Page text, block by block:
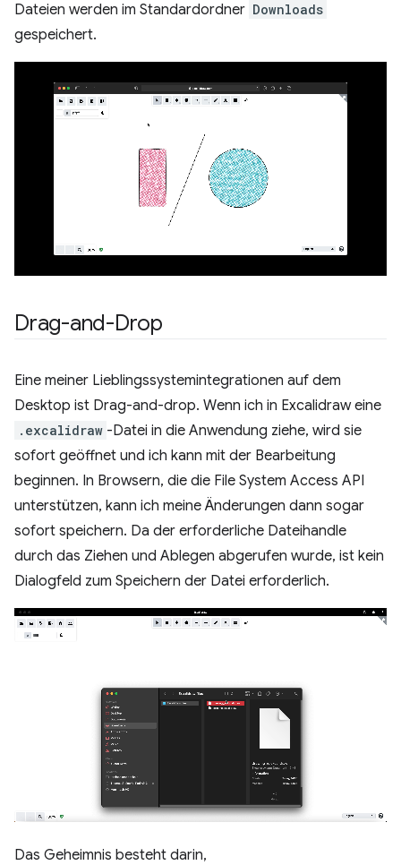
Dateien werden im Standardordner Downloads
gespeichert.
Drag-and-Drop
Eine meiner Lieblingssystemintegrationen auf dem
Desktop ist Drag-and-drop. Wenn ich in Excalidraw eine
.excalidraw -Datei in die Anwendung ziehe, wird sie
sofort geöffnet und ich kann mit der Bearbeitung
beginnen. In Browsern, die die File System Access API
unterstützen, kann ich meine Änderungen dann sogar
sofort speichern. Da der erforderliche Dateihandle
durch das Ziehen und Ablegen abgerufen wurde, ist kein
Dialogfeld zum Speichern der Datei erforderlich.
Das Geheimnis besteht darin,